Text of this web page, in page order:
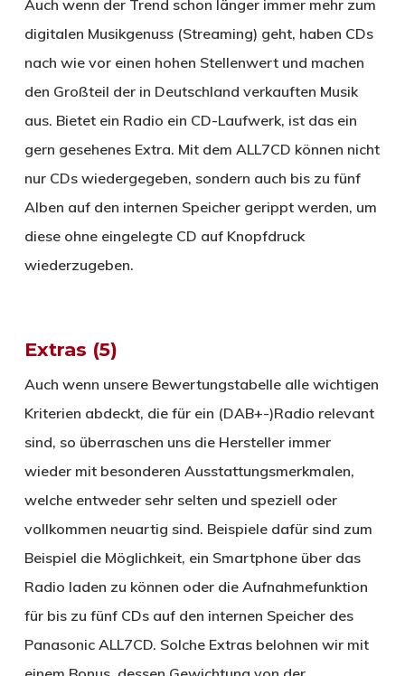
Auch wenn der Trend schon länger immer mehr zum
digitalen Musikgenuss (Streaming) geht, haben CDs
nach wie vor einen hohen Stellenwert und machen
den Großteil der in Deutschland verkauften Musik
aus. Bietet ein Radio ein CD-Laufwerk, ist das ein
gern gesehenes Extra. Mit dem ALL7CD können nicht
nur CDs wiedergegeben, sondern auch bis zu fünf
Alben auf den internen Speicher gerippt werden, um
diese ohne eingelegte CD auf Knopfdruck
wiederzugeben.
Extras (5)
Auch wenn unsere Bewertungstabelle alle wichtigen
Kriterien abdeckt, die für ein (DAB+-)Radio relevant
sind, so überraschen uns die Hersteller immer
wieder mit besonderen Ausstattungsmerkmalen,
welche entweder sehr selten und speziell oder
vollkommen neuartig sind. Beispiele dafür sind zum
Beispiel die Möglichkeit, ein Smartphone über das
Radio laden zu können oder die Aufnahmefunktion
für bis zu fünf CDs auf den internen Speicher des
Panasonic ALL7CD. Solche Extras belohnen wir mit